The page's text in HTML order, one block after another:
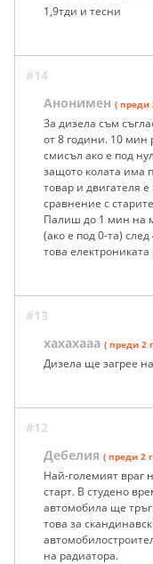
1,9тди и тесни
#14
Анонимен ( преди
За дизела съм
от 8 години. 10 мин
смисъл ако е под
защото колата има
товар и двигателя
сравнение с
Палиш до 1 мин на
(ако е под 0-та)
това
#13
хахахааа ( преди 2
Дизела ще загрее
#12
Дебелия ( преди 2
Най-големият враг
старт. В студено
автомобила ще
това за
на радиатора.